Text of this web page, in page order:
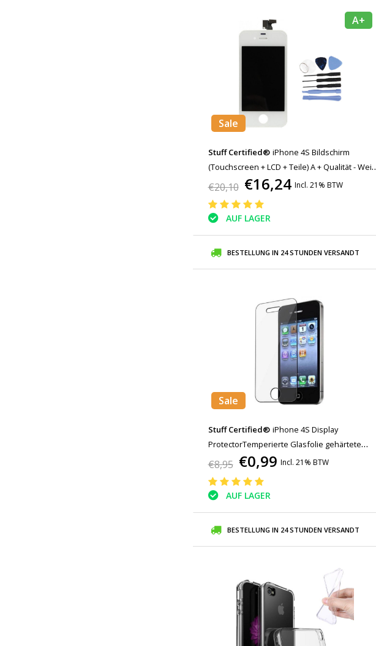
A+
Sale
Stuff Certified® iPhone 4S Bildschirm
(Touchscreen + LCD + Teile) A + Qualität - Weiß
+ Werkzeuge
€20,10 €16,24 Incl. 21% BTW
AUF LAGER
BESTELLUNG IN 24 STUNDEN VERSANDT
Sale
Stuff Certified® iPhone 4S Display
ProtectorTemperierte Glasfolie gehärtete
Glasgläser
€8,95 €0,99 Incl. 21% BTW
AUF LAGER
BESTELLUNG IN 24 STUNDEN VERSANDT